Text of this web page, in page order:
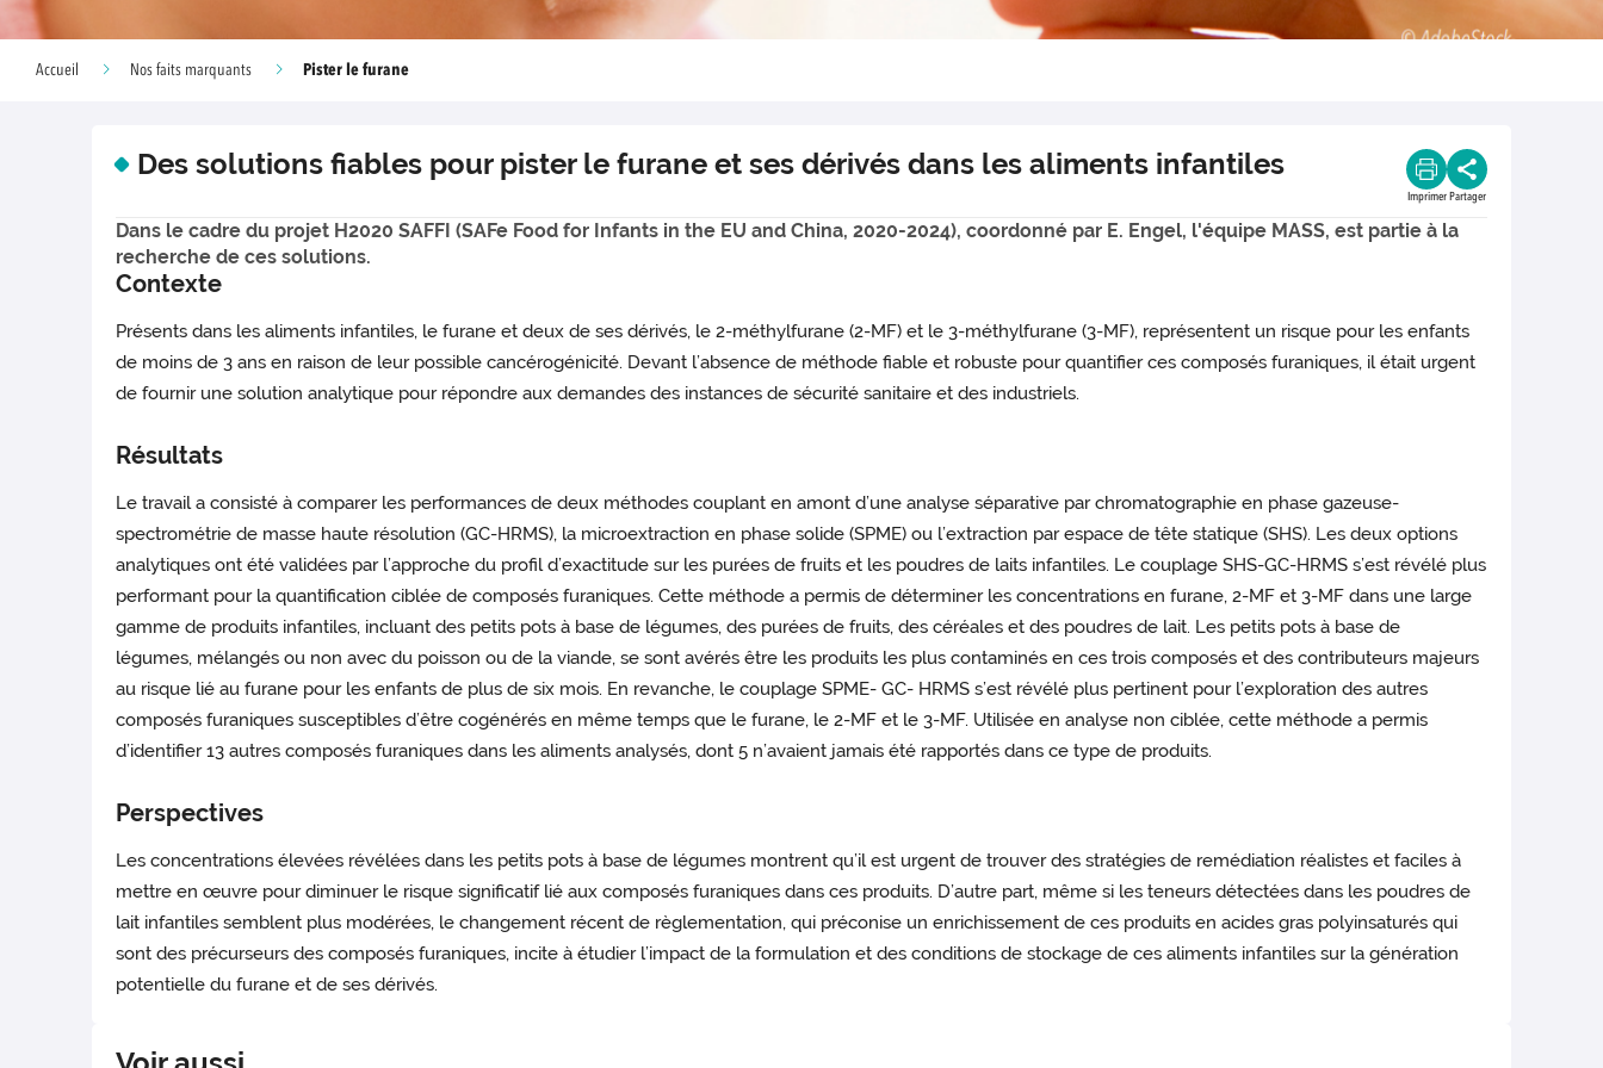
Accueil Nos faits marquants Pister le furane
Des solutions fiables pour pister le furane et ses dérivés dans les aliments infantiles
Imprimer Partager
Dans le cadre du projet H2020 SAFFI (SAFe Food for Infants in the EU and China, 2020-2024), coordonné par E. Engel, l'équipe MASS, est partie à la
recherche de ces solutions.
Contexte
Présents dans les aliments infantiles, le furane et deux de ses dérivés, le 2-méthylfurane (2-MF) et le 3-méthylfurane (3-MF), représentent un risque pour les enfants
de moins de 3 ans en raison de leur possible cancérogénicité. Devant l’absence de méthode fiable et robuste pour quantifier ces composés furaniques, il était urgent
de fournir une solution analytique pour répondre aux demandes des instances de sécurité sanitaire et des industriels.
Résultats
Le travail a consisté à comparer les performances de deux méthodes couplant en amont d’une analyse séparative par chromatographie en phase gazeuse-
spectrométrie de masse haute résolution (GC-HRMS), la microextraction en phase solide (SPME) ou l’extraction par espace de tête statique (SHS). Les deux options
analytiques ont été validées par l’approche du profil d’exactitude sur les purées de fruits et les poudres de laits infantiles. Le couplage SHS-GC-HRMS s’est révélé plus
performant pour la quantification ciblée de composés furaniques. Cette méthode a permis de déterminer les concentrations en furane, 2-MF et 3-MF dans une large
gamme de produits infantiles, incluant des petits pots à base de légumes, des purées de fruits, des céréales et des poudres de lait. Les petits pots à base de
légumes, mélangés ou non avec du poisson ou de la viande, se sont avérés être les produits les plus contaminés en ces trois composés et des contributeurs majeurs
au risque lié au furane pour les enfants de plus de six mois. En revanche, le couplage SPME- GC- HRMS s’est révélé plus pertinent pour l’exploration des autres
composés furaniques susceptibles d’être cogénérés en même temps que le furane, le 2-MF et le 3-MF. Utilisée en analyse non ciblée, cette méthode a permis
d’identifier 13 autres composés furaniques dans les aliments analysés, dont 5 n’avaient jamais été rapportés dans ce type de produits.
Perspectives
Les concentrations élevées révélées dans les petits pots à base de légumes montrent qu’il est urgent de trouver des stratégies de remédiation réalistes et faciles à
mettre en œuvre pour diminuer le risque significatif lié aux composés furaniques dans ces produits. D’autre part, même si les teneurs détectées dans les poudres de
lait infantiles semblent plus modérées, le changement récent de règlementation, qui préconise un enrichissement de ces produits en acides gras polyinsaturés qui
sont des précurseurs des composés furaniques, incite à étudier l’impact de la formulation et des conditions de stockage de ces aliments infantiles sur la génération
potentielle du furane et de ses dérivés.